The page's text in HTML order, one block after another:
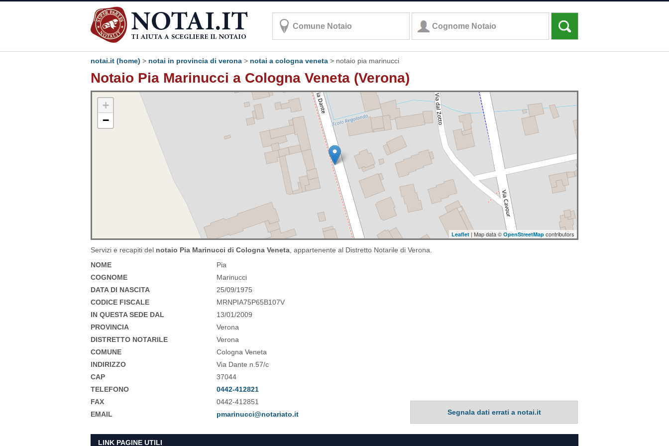
notai.it (home) > notai in provincia di verona > notai a cologna veneta > notaio pia marinucci
Notaio Pia Marinucci a Cologna Veneta (Verona)
+
−
Leaflet | Map data © OpenStreetMap contributors
Servizi e recapiti del notaio Pia Marinucci di Cologna Veneta , appartenente al Distretto Notarile di Verona.
NOME
Pia
COGNOME
Marinucci
DATA DI NASCITA
25/09/1975
CODICE FISCALE
MRNPIA75P65B107V
IN QUESTA SEDE DAL
13/01/2009
PROVINCIA
Verona
DISTRETTO NOTARILE
Verona
COMUNE
Cologna Veneta
INDIRIZZO
Via Dante n.57/c
CAP
37044
TELEFONO
0442-412821
FAX
0442-412851
EMAIL
pmarinucci@notariato.it Segnala dati errati a notai.it
LINK PAGINE UTILI